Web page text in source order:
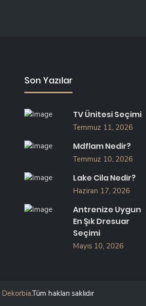
Son Yazılar
TV Ünitesi Seçimi
Temmuz 11, 2026
Mdflam Nedir?
Temmuz 10, 2026
Lake Cila Nedir?
Haziran 17, 2026
Antrenize Uygun
En Şık Dresuar
Seçimi
Mayıs 10, 2026
Dekorbia.Tüm hakları saklıdır